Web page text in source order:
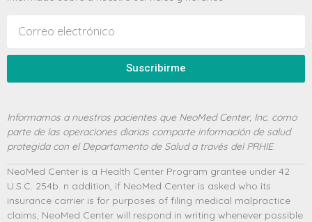
Suscribirme
Informamos a nuestros pacientes que NeoMed Center, Inc. como
parte de las operaciones diarias comparte información de salud
protegida con el Departamento de Salud a través del PRHIE.
NeoMed Center is a Health Center Program grantee under 42
U.S.C. 254b. n addition, if NeoMed Center is asked who its
insurance carrier is for purposes of filing medical malpractice
claims, NeoMed Center will respond in writing whenever possible